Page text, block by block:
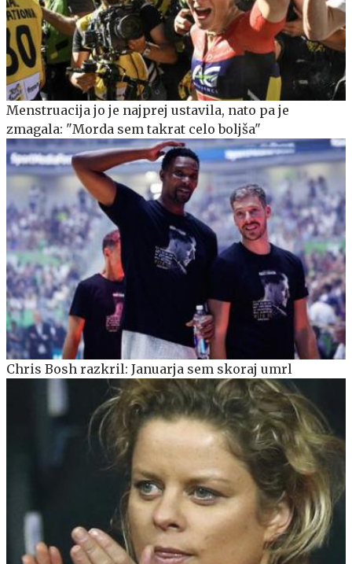
Menstruacija jo je najprej ustavila, nato pa je
zmagala: "Morda sem takrat celo boljša"
Chris Bosh razkril: Januarja sem skoraj umrl